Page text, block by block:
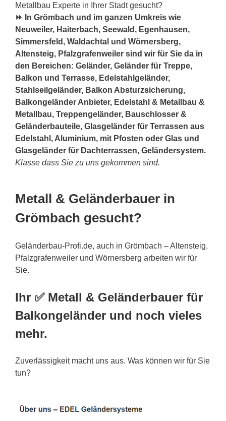
Metallbau Experte in Ihrer Stadt gesucht?
⏩ In Grömbach und im ganzen Umkreis wie
Neuweiler, Haiterbach, Seewald, Egenhausen,
Simmersfeld, Waldachtal und Wörnersberg,
Altensteig, Pfalzgrafenweiler sind wir für Sie da in
den Bereichen: Geländer, Geländer für Treppe,
Balkon und Terrasse, Edelstahlgeländer,
Stahlseilgeländer, Balkon Absturzsicherung,
Balkongeländer Anbieter, Edelstahl & Metallbau &
Metallbau, Treppengeländer, Bauschlosser &
Geländerbauteile, Glasgeländer für Terrassen aus
Edelstahl, Aluminium, mit Pfosten oder Glas und
Glasgeländer für Dachterrassen, Geländersystem.
Klasse dass Sie zu uns gekommen sind.
Metall & Geländerbauer in
Grömbach gesucht?
Geländerbau-Profi.de, auch in Grömbach – Altensteig,
Pfalzgrafenweiler und Wörnersberg arbeiten wir für
Sie.
Ihr ✅ Metall & Geländerbauer für
Balkongeländer und noch vieles
mehr.
Zuverlässigkeit macht uns aus. Was können wir für Sie
tun?